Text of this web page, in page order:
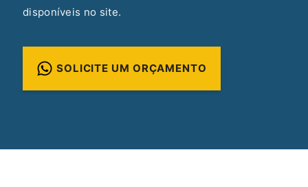
disponíveis no site.
SOLICITE UM ORÇAMENTO